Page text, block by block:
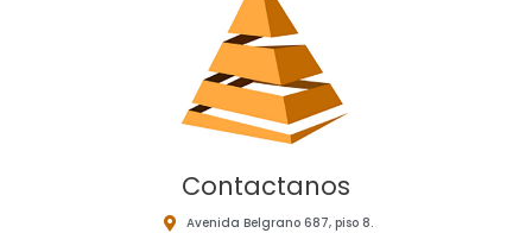
Contactanos
Avenida Belgrano 687, piso 8.